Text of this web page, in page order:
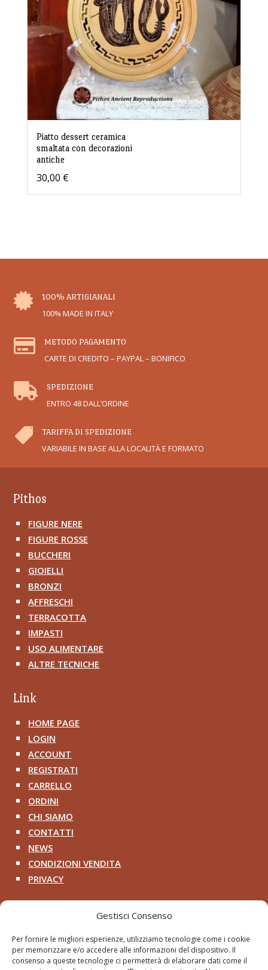
Gestisci Consenso
Per fornire le migliori esperienze, utilizziamo tecnologie come i cookie
per memorizzare e/o accedere alle informazioni del dispositivo. Il
consenso a queste tecnologie ci permetterà di elaborare dati come il
Piatto dessert ceramica
smaltata con decorazioni
antiche
30,00 €
 100% ARTIGIANALI
100% MADE IN ITALY
 METODO PAGAMENTO
CARTE DI CREDITO – PAYPAL – BONIFICO
 SPEDIZIONE
ENTRO 48 DALL’ORDINE
 TARIFFA DI SPEDIZIONE
VARIABILE IN BASE ALLA LOCALITÀ E FORMATO
Pithos
^ FIGURE NERE
^ FIGURE ROSSE
^ BUCCHERI
^ GIOIELLI
^ BRONZI
^ AFFRESCHI
^ TERRACOTTA
^ IMPASTI
^ USO ALIMENTARE
^ ALTRE TECNICHE
Link
^ HOME PAGE
^ LOGIN
^ ACCOUNT
^ REGISTRATI
^ CARRELLO
^ ORDINI
^ CHI SIAMO
^ CONTATTI
^ NEWS
^ CONDIZIONI VENDITA
^ PRIVACY
 +39 333 200 8218
 pithosancientart@gmail.com